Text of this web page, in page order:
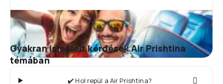
Gyakran ismételt kérdések Air Prishtina
témában
✔️ Hol repül a Air Prishtina?